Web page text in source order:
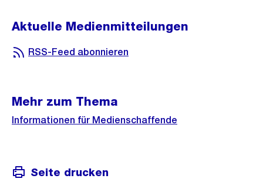
Aktuelle Medienmitteilungen
RSS-Feed abonnieren
Mehr zum Thema
Informationen für Medienschaffende
Seite drucken